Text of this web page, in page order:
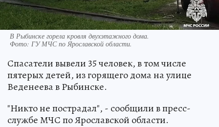
В Рыбинске горела кровля двухэтажного дома.
Фото: ГУ МЧС по Ярославской области.
Спасатели вывели 35 человек, в том числе
пятерых детей, из горящего дома на улице
Веденеева в Рыбинске.
"Никто не пострадал", - сообщили в пресс-
службе МЧС по Ярославской области.